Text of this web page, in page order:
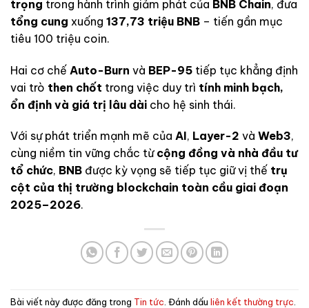
trọng trong hành trình giảm phát của BNB Chain, đưa
tổng cung xuống 137,73 triệu BNB – tiến gần mục
tiêu 100 triệu coin.
Hai cơ chế Auto-Burn và BEP-95 tiếp tục khẳng định
vai trò then chốt trong việc duy trì tính minh bạch,
ổn định và giá trị lâu dài cho hệ sinh thái.
Với sự phát triển mạnh mẽ của AI, Layer-2 và Web3,
cùng niềm tin vững chắc từ cộng đồng và nhà đầu tư
tổ chức, BNB được kỳ vọng sẽ tiếp tục giữ vị thế trụ
cột của thị trường blockchain toàn cầu giai đoạn
2025–2026.
Bài viết này được đăng trong Tin tức . Đánh dấu liên kết thường trực